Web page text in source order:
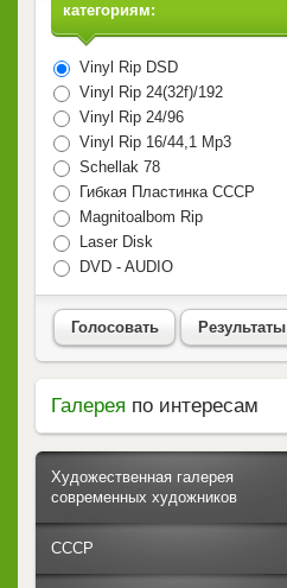
категориям:
Vinyl Rip DSD
Vinyl Rip 24(32f)/192
Vinyl Rip 24/96
Vinyl Rip 16/44,1 Mp3
Schellak 78
Гибкая Пластинка СССР
Magnitoalbom Rip
Laser Disk
DVD - AUDIO
Голосовать Результаты
Галерея по интересам
Художественная галерея
современных художников
СССР